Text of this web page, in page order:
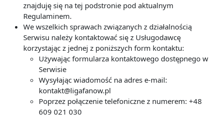
znajduję się na tej podstronie pod aktualnym
Regulaminem.
We wszelkich sprawach związanych z działalnością
Serwisu należy kontaktować się z Usługodawcę
korzystając z jednej z poniższych form kontaktu:
Używając formularza kontaktowego dostępnego w
Serwisie
Wysyłając wiadomość na adres e-mail:
kontakt@ligafanow.pl
Poprzez połączenie telefoniczne z numerem: +48
609 021 030